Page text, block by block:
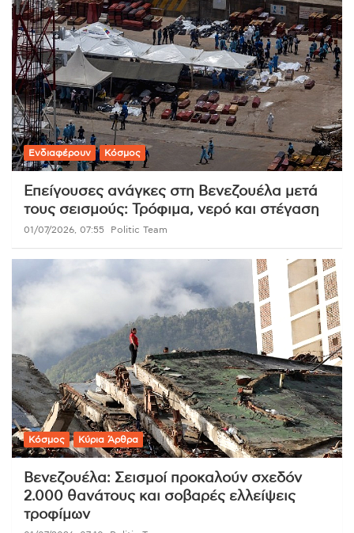
Ενδιαφέρουν Κόσμος
Επείγουσες ανάγκες στη Βενεζουέλα μετά
τους σεισμούς: Τρόφιμα, νερό και στέγαση
01/07/2026, 07:55 Politic Team
Κόσμος Κύρια Άρθρα
Βενεζουέλα: Σεισμοί προκαλούν σχεδόν
2.000 θανάτους και σοβαρές ελλείψεις
τροφίμων